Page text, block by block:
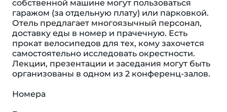
собственной машине могут пользоваться
гаражом (за отдельную плату) или парковкой.
Отель предлагает многоязычный персонал,
доставку еды в номер и прачечную. Есть
прокат велосипедов для тех, кому захочется
самостоятельно исследовать окрестности.
Лекции, презентации и заседания могут быть
организованы в одном из 2 конференц-залов.
Номера